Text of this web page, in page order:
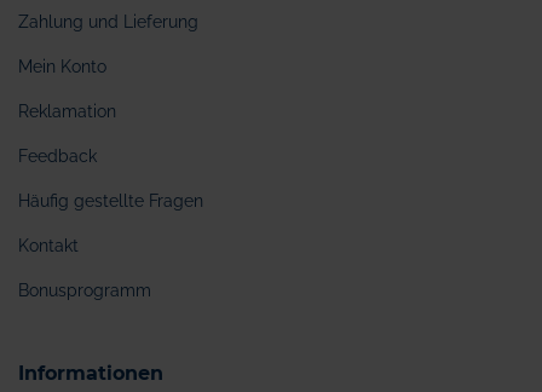
Zahlung und Lieferung
Mein Konto
Reklamation
Feedback
Häufig gestellte Fragen
Kontakt
Bonusprogramm
Informationen